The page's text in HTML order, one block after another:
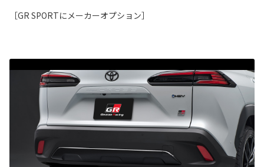
［GR SPORTにメーカーオプション］